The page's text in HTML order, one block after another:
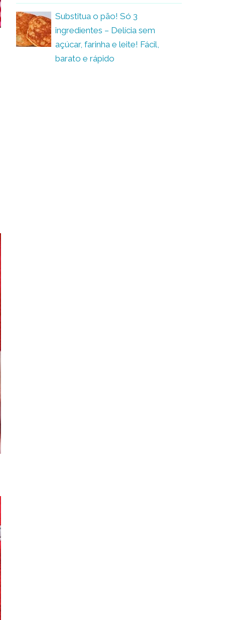
Substitua o pão! Só 3
ingredientes – Delícia sem
açúcar, farinha e leite! Fácil,
barato e rápido